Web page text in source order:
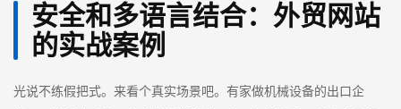
安全和多语言结合：外贸网站
的实战案例
光说不练假把式。来看个真实场景吧。有家做机械设备的出口企